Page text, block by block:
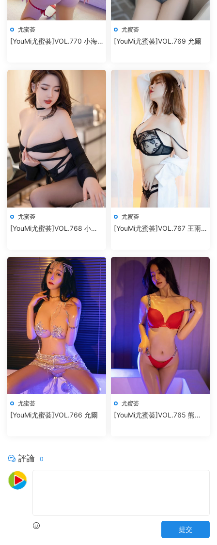
尤蜜荟
[YouMi尤蜜荟]VOL.770 小海
尤蜜荟
[YouMi尤蜜荟]VOL.769 允爾
尤蜜荟
[YouMi尤蜜荟]VOL.768 小海
尤蜜荟
[YouMi尤蜜荟]VOL.767 王雨
尤蜜荟
[YouMi尤蜜荟]VOL.766 允爾
尤蜜荟
[YouMi尤蜜荟]VOL.765 熊小
評論 0
提交